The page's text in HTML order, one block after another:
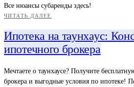
Все нюансы субаренды здесь!
ЧИТАТЬ ДАЛЕЕ
Ипотека на таунхаус:
ипотечного брокера
Мечтаете о таунхаусе? Получите
брокера и выгодные условия по ипотеке!